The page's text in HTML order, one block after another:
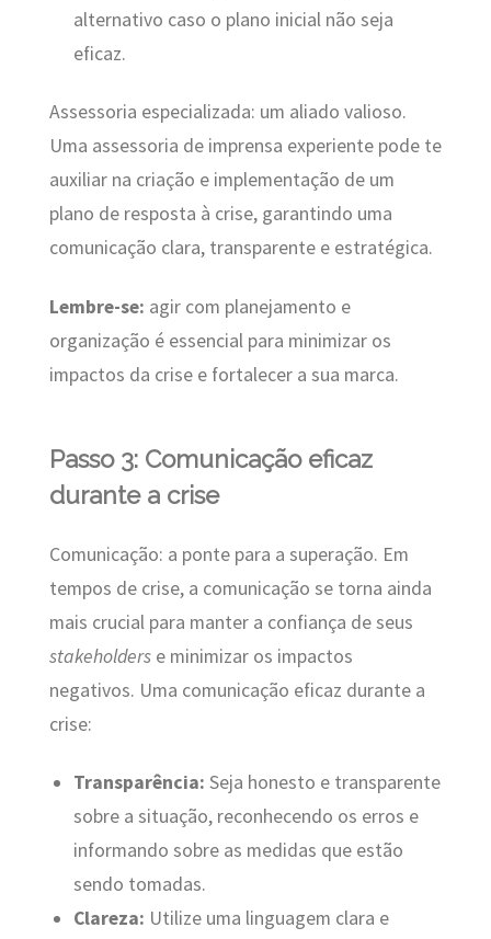
alternativo caso o plano inicial não seja
eficaz.
Assessoria especializada: um aliado valioso.
Uma assessoria de imprensa experiente pode te
auxiliar na criação e implementação de um
plano de resposta à crise, garantindo uma
comunicação clara, transparente e estratégica.
Lembre-se: agir com planejamento e
organização é essencial para minimizar os
impactos da crise e fortalecer a sua marca.
Passo 3: Comunicação eficaz
durante a crise
Comunicação: a ponte para a superação. Em
tempos de crise, a comunicação se torna ainda
mais crucial para manter a confiança de seus
stakeholderse minimizar os impactos
negativos. Uma comunicação eficaz durante a
crise:
Transparência: Seja honesto e transparente
sobre a situação, reconhecendo os erros e
informando sobre as medidas que estão
sendo tomadas.
Clareza: Utilize uma linguagem clara e